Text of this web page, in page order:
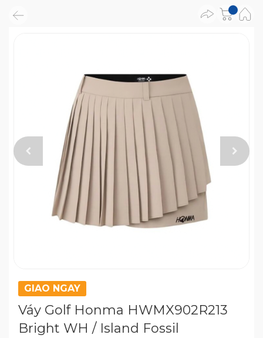
GIAO NGAY
Váy Golf Honma HWMX902R213
Bright WH / Island Fossil